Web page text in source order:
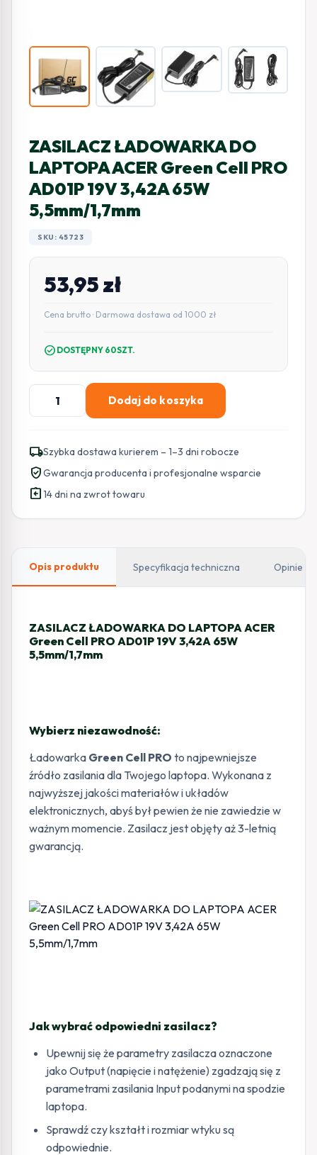
ZASILACZ ŁADOWARKA DO
LAPTOPA ACER Green Cell PRO
AD01P 19V 3,42A 65W
5,5mm/1,7mm
SKU: 45723
53,95zł
Cena brutto · Darmowa dostawa od 1000 zł
check_circle DOSTĘPNY 60SZT.
ilość
ZASILACZ
LAPTOPA
ACER
Green
19V
Dodaj do koszyka
local_shippingSzybka dostawa kurierem – 1–3 dni robocze
verified_userGwarancja producenta i profesjonalne wsparcie
assignment_return14 dni na zwrot towaru
Opis produktu Specyfikacja techniczna Opinie
ZASILACZ ŁADOWARKA DO LAPTOPA ACER
Green Cell PRO AD01P 19V 3,42A 65W
5,5mm/1,7mm
Wybierz niezawodność:
Ładowarka Green Cell PRO to najpewniejsze
źródło zasilania dla Twojego laptopa. Wykonana z
najwyższej jakości materiałów i układów
elektronicznych, abyś był pewien że nie zawiedzie w
ważnym momencie. Zasilacz jest objęty aż 3-letnią
gwarancją.
Jak wybrać odpowiedni zasilacz?
Upewnij się że parametry zasilacza oznaczone
jako Output (napięcie i natężenie) zgadzają się z
parametrami zasilania Input podanymi na spodzie
laptopa.
Sprawdź czy kształt i rozmiar wtyku są
odpowiednie.